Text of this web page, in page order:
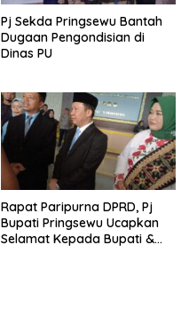
Pj Sekda Pringsewu Bantah
Dugaan Pengondisian di
Dinas PU
Rapat Paripurna DPRD, Pj
Bupati Pringsewu Ucapkan
Selamat Kepada Bupati &